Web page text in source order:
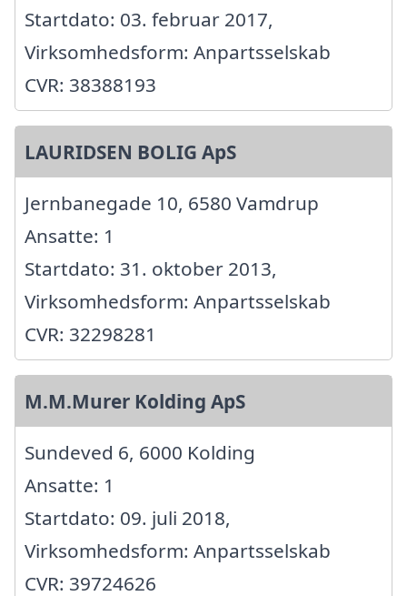
Startdato: 03. februar 2017,
Virksomhedsform: Anpartsselskab
CVR: 38388193
LAURIDSEN BOLIG ApS
Jernbanegade 10, 6580 Vamdrup
Ansatte: 1
Startdato: 31. oktober 2013,
Virksomhedsform: Anpartsselskab
CVR: 32298281
M.M.Murer Kolding ApS
Sundeved 6, 6000 Kolding
Ansatte: 1
Startdato: 09. juli 2018,
Virksomhedsform: Anpartsselskab
CVR: 39724626